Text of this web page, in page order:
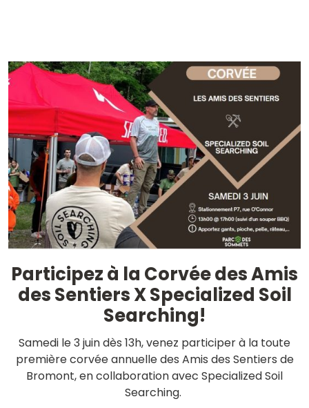
Participez à la Corvée des Amis
des Sentiers X Specialized Soil
Searching!
Samedi le 3 juin dès 13h, venez participer à la toute
première corvée annuelle des Amis des Sentiers de
Bromont, en collaboration avec Specialized Soil
Searching.